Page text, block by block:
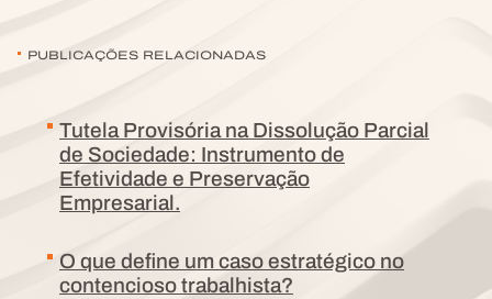
PUBLICAÇÕES RELACIONADAS
Tutela Provisória na Dissolução Parcial
de Sociedade: Instrumento de
Efetividade e Preservação
Empresarial.
O que define um caso estratégico no
contencioso trabalhista?